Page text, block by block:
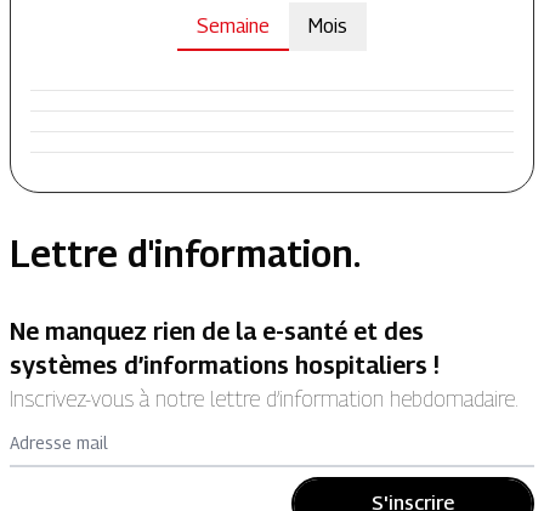
Semaine Mois
Lettre d'information.
Ne manquez rien de la e-santé et des
systèmes d’informations hospitaliers !
Inscrivez-vous à notre lettre d’information hebdomadaire.
Adresse mail
S'inscrire